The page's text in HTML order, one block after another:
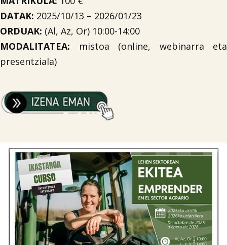
DATAK: 2025/10/13 – 2026/01/23
ORDUAK: (Al, Az, Or) 10:00-14:00
MODALITATEA: mistoa (online, webinarra eta
presentziala)